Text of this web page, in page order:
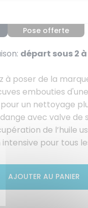
Pose offerte
départ sous 2
à poser de la
embouties
un nettoyage
avec valve de
de l’huile
intensive pour tous
AJOUTER AU PANIER